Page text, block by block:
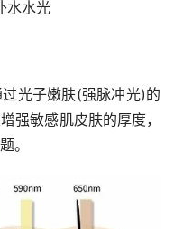
水水光
光子嫩肤(强脉冲光)的
强敏感肌皮肤的厚度，
。